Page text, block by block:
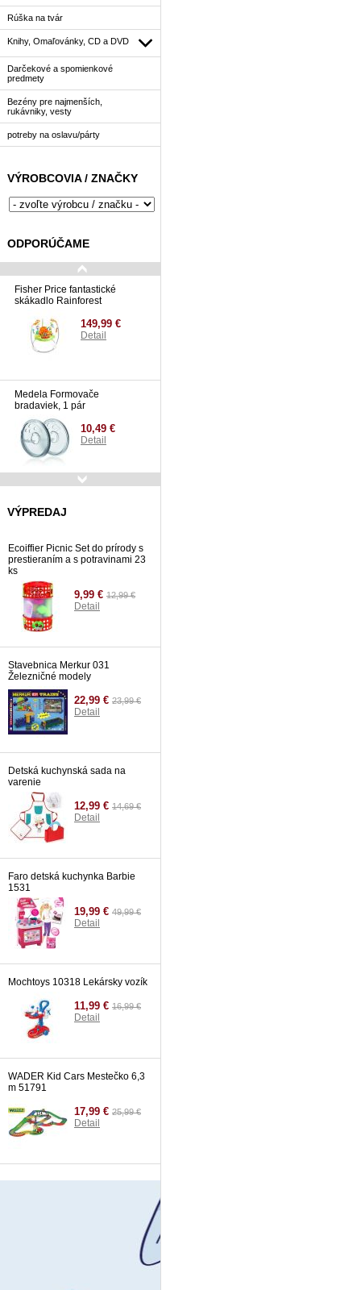
Rúška na tvár
Knihy, Omaľovánky, CD a DVD
Darčekové a spomienkové
predmety
Bezény pre najmenších,
rukávniky, vesty
potreby na oslavu/párty
VÝROBCOVIA / ZNAČKY
ODPORÚČAME
Fisher Price fantastické
skákadlo Rainforest
149,99 €
Detail
Medela Formovače
bradaviek, 1 pár
10,49 €
Detail
Detail
VÝPREDAJ
Ecoiffier Picnic Set do prírody s
prestieraním a s potravinami 23
ks
9,99 € 12,99 €
Detail
Stavebnica Merkur 031
Železničné modely
22,99 € 23,99 €
Detail
Detská kuchynská sada na
varenie
12,99 € 14,69 €
Detail
Faro detská kuchynka Barbie
1531
19,99 € 49,99 €
Detail
Mochtoys 10318 Lekársky vozík
11,99 € 16,99 €
Detail
WADER Kid Cars Mestečko 6,3
m 51791
17,99 € 25,99 €
Detail